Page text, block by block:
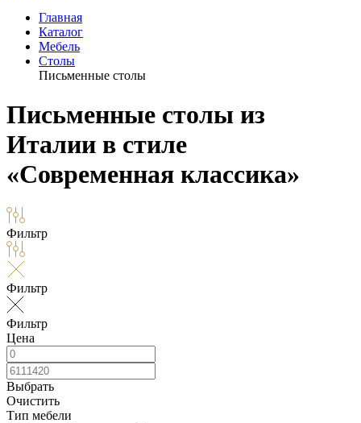
Главная
Каталог
Мебель
Столы
Письменные столы
Письменные столы из
Италии в стиле
«Современная классика»
Фильтр
Фильтр
Фильтр
Цена
Выбрать
Очистить
Тип мебели